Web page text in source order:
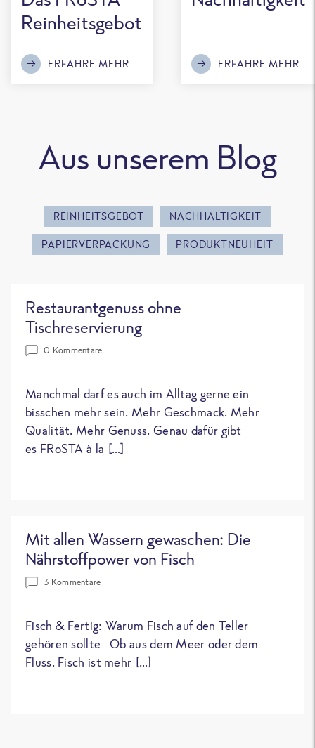
Reinheitsgebot
ERFAHRE MEHR ERFAHRE MEHR
Aus unserem Blog
REINHEITSGEBOT NACHHALTIGKEIT
PAPIERVERPACKUNG PRODUKTNEUHEIT
Restaurantgenuss ohne
Tischreservierung
0 Kommentare
Manchmal darf es auch im Alltag gerne ein
bisschen mehr sein. Mehr Geschmack. Mehr
Qualität. Mehr Genuss. Genau dafür gibt
es FRoSTA à la […]
Mit allen Wassern gewaschen: Die
Nährstoffpower von Fisch
3 Kommentare
Fisch & Fertig: Warum Fisch auf den Teller
gehören sollte Ob aus dem Meer oder dem
Fluss. Fisch ist mehr […]